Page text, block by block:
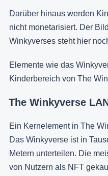
Darüber hinaus werden
nicht monetarisiert. Der
Winkyverses steht hier
Elemente wie das
Kinderbereich von The
The Winkyverse
Ein Kernelement in The
Das Winkyverse ist in
Metern unterteilen. Die
von Nutzern als NFT